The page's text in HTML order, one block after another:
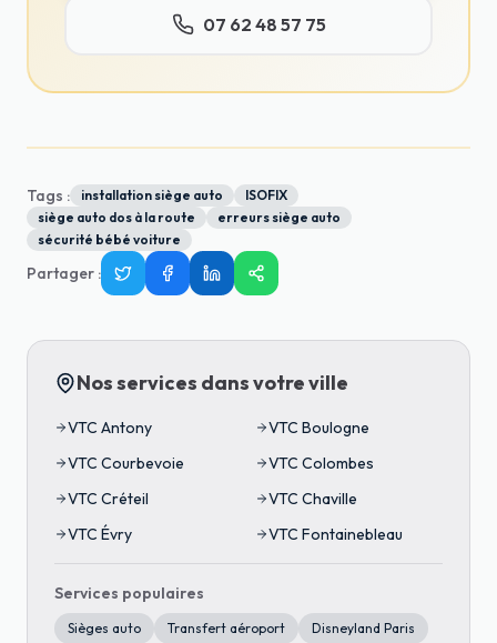
07 62 48 57 75
Tags : installation siège auto
ISOFIX
siège auto dos à la route
erreurs siège auto
sécurité bébé voiture
Partager :
Nos services dans votre ville
VTC Antony VTC Boulogne
VTC Courbevoie VTC Colombes
VTC Créteil VTC Chaville
VTC Évry VTC Fontainebleau
Services populaires
Sièges auto Transfert aéroport
Disneyland Paris